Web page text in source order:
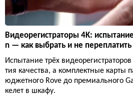
Видеорегистраторы 4K:
n — как выбрать и не переплатить
Испытание трёх
тия качества, а комплектные карты
юджетного Rove до премиального
келет в шкафу.